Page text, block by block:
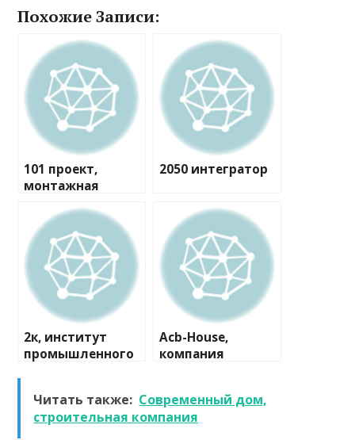
Похожие Записи:
101 проект,
монтажная
2050 интегратор
2к, институт
промышленного
Acb-House,
компания
Читать также: Современный дом,
строительная компания